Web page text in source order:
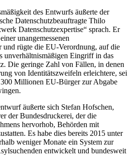
des Entwurfs äußerte der
Datenschutzbeauftragte Thilo
Datenschutzexpertise“ sprach. Er
unangemessenen
rügte die EU-Verordnung, auf die
unverhältnismäßigen Eingriff in das
Die geringe Zahl von Fällen, in denen
von Identitätszweifeln erleichtere, sei
Millionen EU-Bürger zur Abgabe
äußerte sich Stefan Hofschen,
der Bundesdruckerei, der die
hervorhob, Behörden mit
Es habe dies bereits 2015 unter
weniger Monate ein System zur
entwickelt und bundesweit